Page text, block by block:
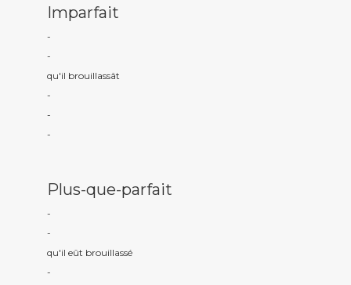
Imparfait
-
-
qu'il brouillassât
-
-
-
Plus-que-parfait
-
-
qu'il eût brouillassé
-